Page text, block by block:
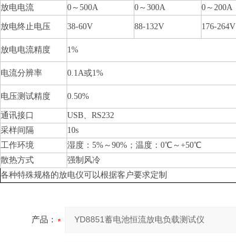
放电电流 0～500A 0～300A 0～200A
放电终止电压 38-60V 88-132V 176-264V
放电电流精度 1%
电流分辨率 0.1A或1%
电压测试精度 0.50%
通讯接口
USB、RS232
采样间隔
10s
工作环境
湿度：5%～90%；温度：0℃～+50℃
散热方式
强制风冷
各种特殊规格的放电仪可以根据客户要求定制
产品：